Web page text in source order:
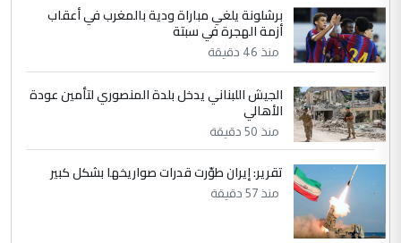
التعليق : واحد من عصابة علي ماما يسقط
جنسية الرافد الثالث للعراق ومن اصول عريقة
ابا فرات ...
الموضوع :
الجواهري يرد على صدام حسين سل
مضجعيك يابن الزنا (نص كامل)
التعليق : تحياتي لك استاذ حامدتركان. كلام
دقيق ومسؤول؛ فالاستثمار الحقيقي للإنسان
وثروات البلد يعتمد على الكفاءة ...
برشلونة يلغي مباراة ودية بالمغرب في أعقاب
أزمة الهجرة في سبتة
منذ 46 دقيقة
الجيش اللبناني يدخل بلدة المنصوري لتأمين عودة
الأهالي
منذ 50 دقيقة
تقرير: إيران طوّرت قدرات صواريخها بشكل كبير
منذ 57 دقيقة